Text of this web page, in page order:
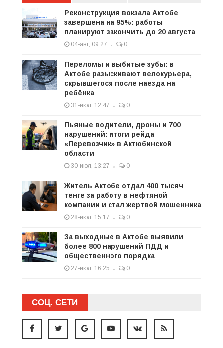
Реконструкция вокзала Актобе
завершена на 95%: работы
планируют закончить до 20 августа
04-авг, 09:27 0
Переломы и выбитые зубы: в
Актобе разыскивают велокурьера,
скрывшегося после наезда на
ребёнка
31-июл, 12:47 0
Пьяные водители, дроны и 700
нарушений: итоги рейда
«Перевозчик» в Актюбинской
области
30-июл, 13:27 0
Житель Актобе отдал 400 тысяч
тенге за работу в нефтяной
компании и стал жертвой мошенника
28-июл, 15:17 0
За выходные в Актобе выявили
более 800 нарушений ПДД и
общественного порядка
27-июл, 16:25 0
СОЦ. СЕТИ